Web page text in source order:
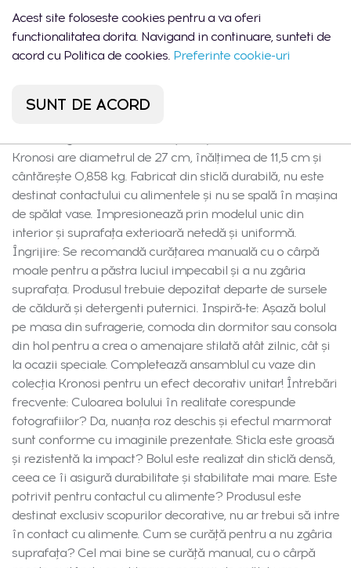
modelul interior subtil marmorat accentuează caracterul
de design al bolului. Liniile rotunjite și lucioase îi conferă
universalitate și atemporalitate – va arăta minunat în
doar ca decorațiune atractivă independentă, ci și ca
Kronosi are diametrul de 27 cm, înălțimea de 11,5 cm și
cântărește 0,858 kg. Fabricat din sticlă durabilă, nu este
destinat contactului cu alimentele și nu se spală în mașina
de spălat vase. Impresionează prin modelul unic din
interior și suprafața exterioară netedă și uniformă.
Îngrijire: Se recomandă curățarea manuală cu o cârpă
moale pentru a păstra luciul impecabil și a nu zgâria
suprafața. Produsul trebuie depozitat departe de sursele
de căldură și detergenti puternici. Inspiră-te: Așază bolul
pe masa din sufragerie, comoda din dormitor sau consola
din hol pentru a crea o amenajare stilată atât zilnic, cât și
la ocazii speciale. Completează ansamblul cu vaze din
colecția Kronosi pentru un efect decorativ unitar! Întrebări
frecvente: Culoarea bolului în realitate corespunde
fotografiilor? Da, nuanța roz deschis și efectul marmorat
sunt conforme cu imaginile prezentate. Sticla este groasă
și rezistentă la impact? Bolul este realizat din sticlă densă,
ceea ce îi asigură durabilitate și stabilitate mai mare. Este
potrivit pentru contactul cu alimente? Produsul este
destinat exclusiv scopurilor decorative, nu ar trebui să intre
în contact cu alimente. Cum se curăță pentru a nu zgâria
suprafața? Cel mai bine se curăță manual, cu o cârpă
Acest site foloseste cookies pentru a va oferi
functionalitatea dorita. Navigand in continuare, sunteti de
acord cu Politica de cookies. Preferinte cookie-uri
SUNT DE ACORD